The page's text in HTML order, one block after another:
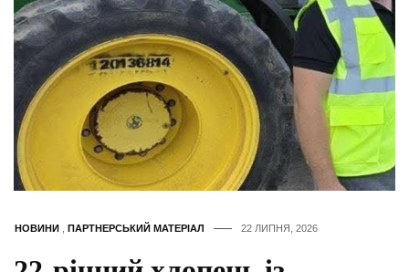
НОВИНИ ПАРТНЕРСЬКИЙ МАТЕРІАЛ 22 ЛИПНЯ, 2026